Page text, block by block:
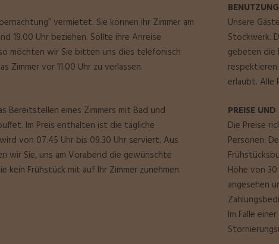
vermietet. Sie können ihr Zimmer am
19.00 Uhr beziehen. Sollte ihre Anreise
möchten wir Sie bitten uns dies telefonisch
Zimmer vor 11.00 Uhr zu verlassen.
Bereitstellen eines Zimmers mit Bad und
Im Preis enthalten ist die tägliche
von 07.45 Uhr bis 09.30 Uhr serviert. Aus
wir Sie, uns am Vorabend die gewünschte
kein Frühstück mit auf Ihr Zimmer zunehmen.
Unsere
Stockwerk.
gebeten die
erlaubt. Alle
PREISE
Die Preise
Personen.
Höhe von
angesehen
Im Falle